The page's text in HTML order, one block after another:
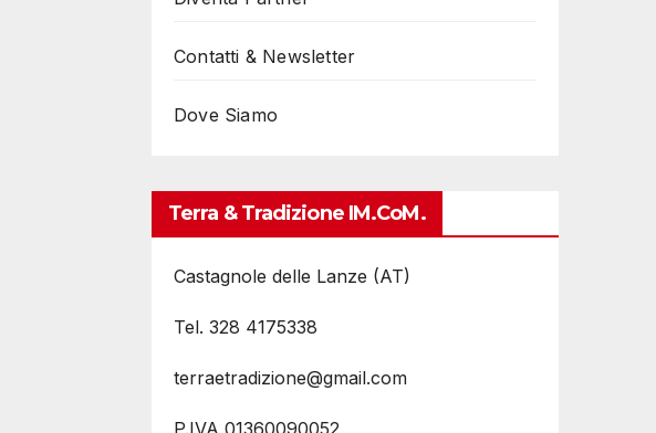
Contatti & Newsletter
Dove Siamo
Terra & Tradizione IM.coM.
Castagnole delle Lanze (AT)
Tel. 328 4175338
terraetradizione@gmail.com
P.IVA 01360090052